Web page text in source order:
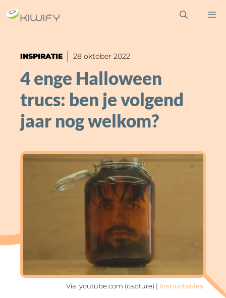
Ga
naar
inhoudINSPIRATIE 28 oktober 2022
4 enge Halloween
trucs: ben je volgend
jaar nog welkom?
Via: youtube.com (capture) | Instructables